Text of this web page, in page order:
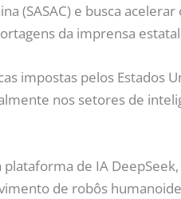
(SASAC) e busca
da imprensa
impostas pelos Estados
nos setores de
de IA
de robôs